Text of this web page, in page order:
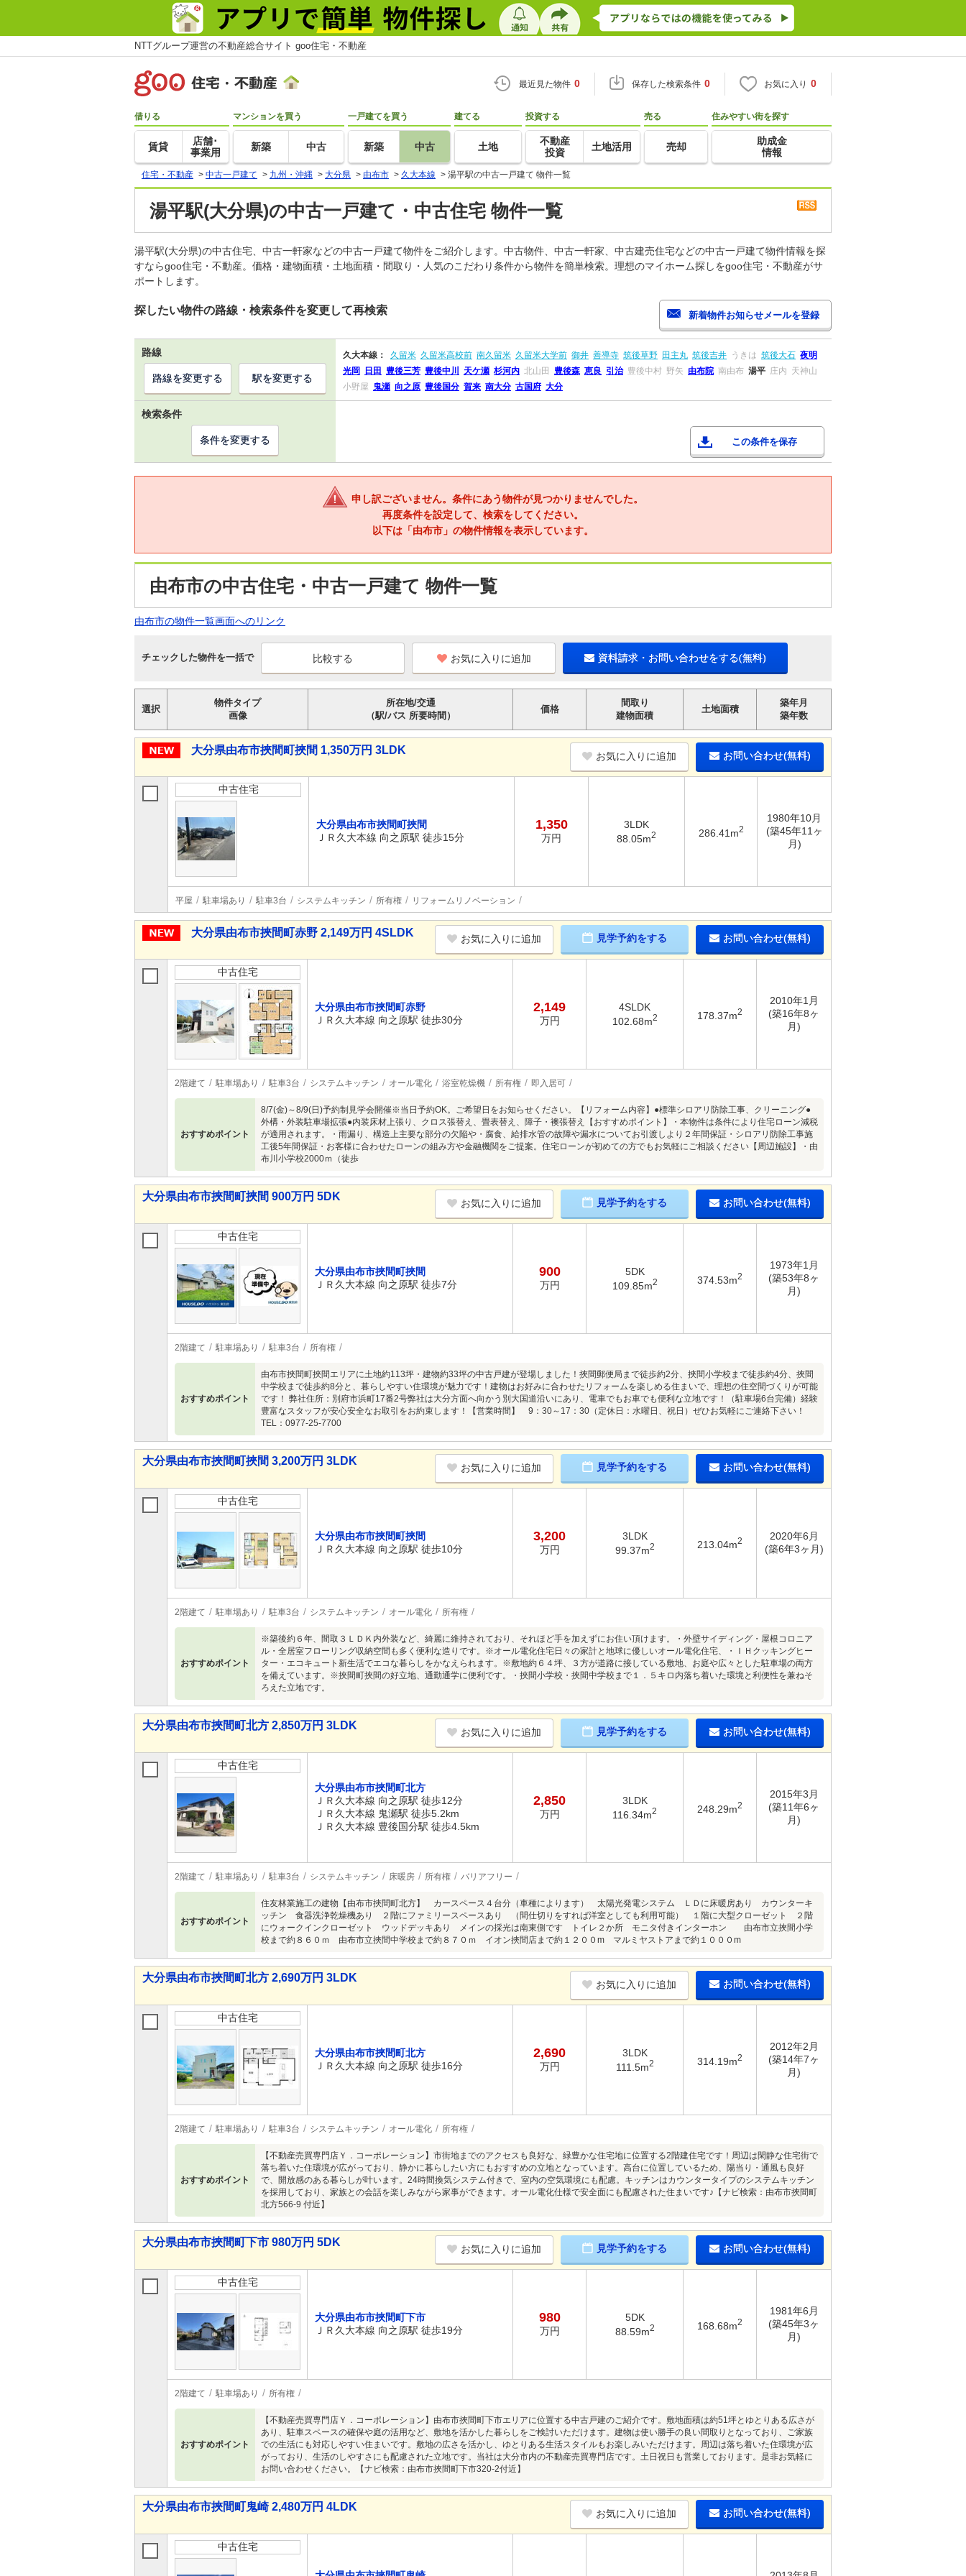
NTTグループ運営の不動産総合サイト goo住宅・不動産
最近見た物件 0 保存した検索条件 0 お気に入り 0
借りる
賃貸
店舗･
事業用
マンションを買う
新築 中古
一戸建てを買う
新築 中古
建てる
土地
投資する
不動産
投資
土地活用
売る
売却
住みやすい街を探す
助成金
情報
住宅・不動産 > 中古一戸建て > 九州・沖縄 > 大分県 > 由布市 > 久大本線 > 湯平駅の中古一戸建て 物件一覧
湯平駅(大分県)の中古一戸建て・中古住宅 物件一覧
湯平駅(大分県)の中古住宅、中古一軒家などの中古一戸建て物件をご紹介します。中古物件、中古一軒家、中古建売住宅などの中古一戸建て物件情報を探
すならgoo住宅・不動産。価格・建物面積・土地面積・間取り・人気のこだわり条件から物件を簡単検索。理想のマイホーム探しをgoo住宅・不動産がサ
ポートします。
探したい物件の路線・検索条件を変更して再検索
路線 久大本線： 久留米 久留米高校前 南久留米 久留米大学前 御井 善導寺 筑後草野 田主丸 筑後吉井 うきは 筑後大石 夜明
光岡
日田 豊後三芳 豊後中川 天ケ瀬 杉河内 北山田 豊後森 恵良 引治 豊後中村 野矢 由布院 南由布 湯平 庄内 天神山
小野屋 鬼瀬 向之原 豊後国分 賀来 南大分 古国府 大分
路線を変更する 駅を変更する
検索条件
この条件を保存
条件を変更する
申し訳ございません。条件にあう物件が見つかりませんでした。
再度条件を設定して、検索をしてください。
以下は「由布市」の物件情報を表示しています。
由布市の中古住宅・中古一戸建て 物件一覧
由布市の物件一覧画面へのリンク
チェックした物件を一括で お気に入りに追加 資料請求・お問い合わせをする(無料)
選択
物件タイプ
画像
所在地/交通
（駅/バス 所要時間）
価格
間取り
建物面積
土地面積
築年月
築年数
大分県由布市挾間町挾間 1,350万円 3LDK お気に入りに追加 お問い合わせ(無料)
中古住宅
大分県由布市挾間町挾間
ＪＲ久大本線 向之原駅 徒歩15分
1,350
万円
3LDK
88.05m2 286.41m2
1980年10月
(築45年11ヶ
月)
平屋 駐車場あり 駐車3台 システムキッチン 所有権 リフォームリノベーション
大分県由布市挾間町赤野 2,149万円 4SLDK お気に入りに追加 見学予約をする お問い合わせ(無料)
中古住宅
大分県由布市挾間町赤野
ＪＲ久大本線 向之原駅 徒歩30分
2,149
万円
4SLDK
102.68m2 178.37m2
2010年1月
(築16年8ヶ
月)
2階建て 駐車場あり 駐車3台 システムキッチン オール電化 浴室乾燥機 所有権 即入居可
おすすめポイント
8/7(金)～8/9(日)予約制見学会開催※当日予約OK。ご希望日をお知らせください。【リフォーム内容】●標準シロアリ防除工事、クリーニング●
外構・外装駐車場拡張●内装床材上張り、クロス張替え、畳表替え、障子・襖張替え【おすすめポイント】・本物件は条件により住宅ローン減税
が適用されます。・雨漏り、構造上主要な部分の欠陥や・腐食、給排水管の故障や漏水についてお引渡しより２年間保証・シロアリ防除工事施
工後5年間保証・お客様に合わせたローンの組み方や金融機関をご提案。住宅ローンが初めての方でもお気軽にご相談ください【周辺施設】・由
布川小学校2000ｍ（徒歩
大分県由布市挾間町挾間 900万円 5DK
お気に入りに追加 見学予約をする お問い合わせ(無料)
中古住宅
大分県由布市挾間町挾間
ＪＲ久大本線 向之原駅 徒歩7分
900
万円
5DK
109.85m2 374.53m2
1973年1月
(築53年8ヶ
月)
2階建て 駐車場あり 駐車3台 所有権
おすすめポイント
由布市挾間町挾間エリアに土地約113坪・建物約33坪の中古戸建が登場しました！挾間郵便局まで徒歩約2分、挾間小学校まで徒歩約4分、挾間
中学校まで徒歩約8分と、暮らしやすい住環境が魅力です！建物はお好みに合わせたリフォームを楽しめる住まいで、理想の住空間づくりが可能
です！ 弊社住所：別府市浜町17番2号弊社は大分方面へ向かう別大国道沿いにあり、電車でもお車でも便利な立地です！（駐車場6台完備）経験
豊富なスタッフが安心安全なお取引をお約束します！【営業時間】 9：30～17：30（定休日：水曜日、祝日）ぜひお気軽にご連絡下さい！
TEL：0977-25-7700
大分県由布市挾間町挾間 3,200万円 3LDK
お気に入りに追加 見学予約をする お問い合わせ(無料)
中古住宅
大分県由布市挾間町挾間
ＪＲ久大本線 向之原駅 徒歩10分
3,200
万円
3LDK
99.37m2 213.04m2
2020年6月
(築6年3ヶ月)
2階建て 駐車場あり 駐車3台 システムキッチン オール電化 所有権
おすすめポイント
※築後約６年、間取３ＬＤＫ内外装など、綺麗に維持されており、それほど手を加えずにお住い頂けます。・外壁サイディング・屋根コロニア
ル・全居室フローリング収納空間も多く便利な造りです。※オール電化住宅日々の家計と地球に優しいオール電化住宅、・ＩＨクッキングヒー
ター・エコキュート新生活でエコな暮らしをかなえられます。※敷地約６４坪、３方が道路に接している敷地、お庭や広々とした駐車場の両方
を備えています。※挾間町挾間の好立地、通勤通学に便利です。・挾間小学校・挾間中学校まで１．５キロ内落ち着いた環境と利便性を兼ねそ
ろえた立地です。
大分県由布市挾間町北方 2,850万円 3LDK
お気に入りに追加 見学予約をする お問い合わせ(無料)
中古住宅
大分県由布市挾間町北方
ＪＲ久大本線 向之原駅 徒歩12分
ＪＲ久大本線 鬼瀬駅 徒歩5.2km
ＪＲ久大本線 豊後国分駅 徒歩4.5km
2,850
万円
3LDK
116.34m2 248.29m2
2015年3月
(築11年6ヶ
月)
2階建て 駐車場あり 駐車3台 システムキッチン 床暖房 所有権 バリアフリー
おすすめポイント
住友林業施工の建物【由布市挾間町北方】 カースペース４台分（車種によります） 太陽光発電システム ＬＤに床暖房あり カウンターキ
ッチン 食器洗浄乾燥機あり ２階にファミリースペースあり （間仕切りをすれば洋室としても利用可能） １階に大型クローゼット ２階
にウォークインクローゼット ウッドデッキあり メインの採光は南東側です トイレ２か所 モニタ付きインターホン 由布市立挾間小学
校まで約８６０ｍ 由布市立挾間中学校まで約８７０ｍ イオン挾間店まで約１２００m マルミヤストアまで約１０００m
大分県由布市挾間町北方 2,690万円 3LDK
お気に入りに追加 お問い合わせ(無料)
中古住宅
大分県由布市挾間町北方
ＪＲ久大本線 向之原駅 徒歩16分
2,690
万円
3LDK
111.5m2 314.19m2
2012年2月
(築14年7ヶ
月)
2階建て 駐車場あり 駐車3台 システムキッチン オール電化 所有権
おすすめポイント
【不動産売買専門店Ｙ．コーポレーション】市街地までのアクセスも良好な、緑豊かな住宅地に位置する2階建住宅です！周辺は閑静な住宅街で
落ち着いた住環境が広がっており、静かに暮らしたい方にもおすすめの立地となっています。高台に位置しているため、陽当り・通風も良好
で、開放感のある暮らしが叶います。24時間換気システム付きで、室内の空気環境にも配慮。キッチンはカウンタータイプのシステムキッチン
を採用しており、家族との会話を楽しみながら家事ができます。オール電化仕様で安全面にも配慮された住まいです♪【ナビ検索：由布市挾間町
北方566-9 付近】
大分県由布市挾間町下市 980万円 5DK
お気に入りに追加 見学予約をする お問い合わせ(無料)
中古住宅
大分県由布市挾間町下市
ＪＲ久大本線 向之原駅 徒歩19分
980
万円
5DK
88.59m2 168.68m2
1981年6月
(築45年3ヶ
月)
2階建て 駐車場あり 所有権
おすすめポイント
【不動産売買専門店Ｙ．コーポレーション】由布市挾間町下市エリアに位置する中古戸建のご紹介です。敷地面積は約51坪とゆとりある広さが
あり、駐車スペースの確保や庭の活用など、敷地を活かした暮らしをご検討いただけます。建物は使い勝手の良い間取りとなっており、ご家族
での生活にも対応しやすい住まいです。敷地の広さを活かし、ゆとりある生活スタイルもお楽しみいただけます。周辺は落ち着いた住環境が広
がっており、生活のしやすさにも配慮された立地です。当社は大分市内の不動産売買専門店です。土日祝日も営業しております。是非お気軽に
お問い合わせください。【ナビ検索：由布市挾間町下市320-2付近】
大分県由布市挾間町鬼崎 2,480万円 4LDK
お気に入りに追加 お問い合わせ(無料)
中古住宅